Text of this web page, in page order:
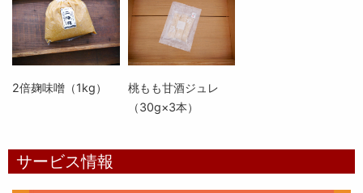
2倍麹味噌（1kg）
桃もも甘酒ジュレ
（30g×3本）
サービス情報